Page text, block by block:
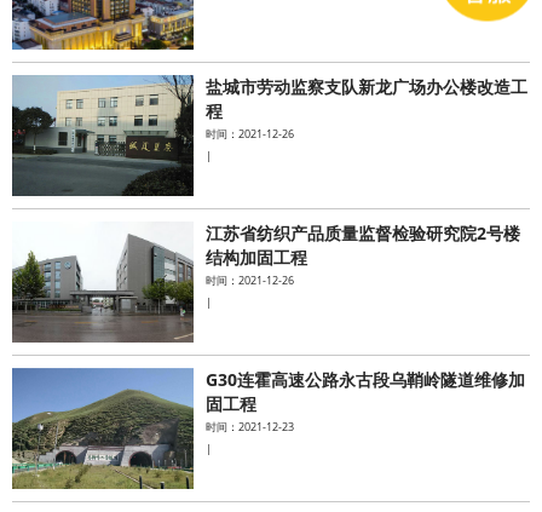
盐城市劳动监察支队新龙广场办公楼改造工
程
时间：2021-12-26
|
江苏省纺织产品质量监督检验研究院2号楼
结构加固工程
时间：2021-12-26
|
G30连霍高速公路永古段乌鞘岭隧道维修加
固工程
时间：2021-12-23
|